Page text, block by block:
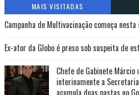
MAIS VISITADAS
Campanha de Multivacinação começa nesta
Ex-ator da Globo é preso sob suspeita de
Chefe de Gabinete Márcio
interinamente a
acumula duas pastas no